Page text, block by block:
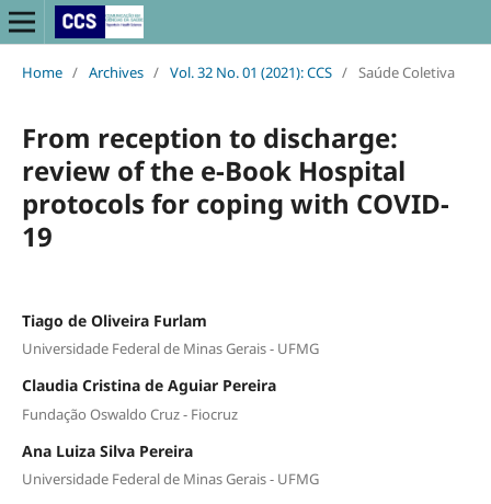
Home / Archives / Vol. 32 No. 01 (2021): CCS / Saúde Coletiva
From reception to discharge:
review of the e-Book Hospital
protocols for coping with COVID-
19
Tiago de Oliveira Furlam
Universidade Federal de Minas Gerais - UFMG
Claudia Cristina de Aguiar Pereira
Fundação Oswaldo Cruz - Fiocruz
Ana Luiza Silva Pereira
Universidade Federal de Minas Gerais - UFMG